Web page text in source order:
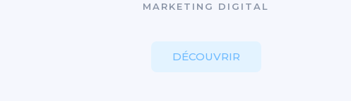
MARKETING DIGITAL
DÉCOUVRIR